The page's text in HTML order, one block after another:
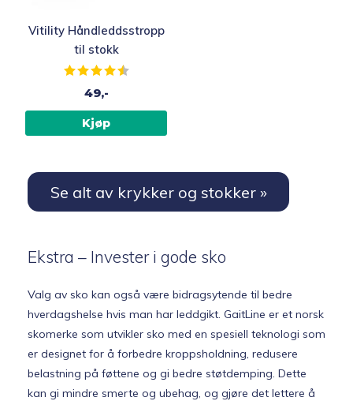
Vitility Håndleddsstropp
til stokk
Karakter:
49,-
Kjøp
Se alt av krykker og stokker »
Ekstra – Invester i gode sko
Valg av sko kan også være bidragsytende til bedre
hverdagshelse hvis man har leddgikt. GaitLine er et norsk
skomerke som utvikler sko med en spesiell teknologi som
er designet for å forbedre kroppsholdning, redusere
belastning på føttene og gi bedre støtdemping. Dette
kan gi mindre smerte og ubehag, og gjøre det lettere å